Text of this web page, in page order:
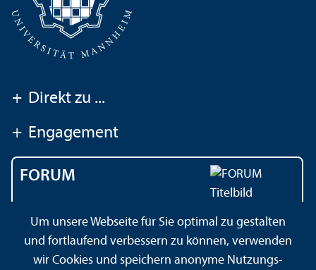
+ Direkt zu ...
+ Engagement
FORUM
Universität Mannheim
Um unsere Webseite für Sie optimal zu gestalten
und fortlaufend verbessern zu können, verwenden
wir Cookies und speichern anonyme Nutzungs­